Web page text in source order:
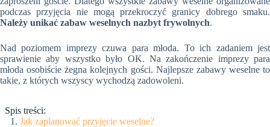
podczas przyjęcia nie mogą przekroczyć granicy dobrego smaku.
Należy unikać zabaw weselnych nazbyt frywolnych.
Nad poziomem imprezy czuwa para młoda. To ich zadaniem jest
sprawienie aby wszystko było OK. Na zakończenie imprezy para
młoda osobiście żegna kolejnych gości. Najlepsze zabawy weselne to
takie, z których wszyscy wychodzą zadowoleni.
Spis treści:
Jak zaplanować przyjęcie weselne?